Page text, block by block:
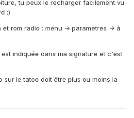
tu peux le recharger facilement vu
;)
rom radio : menu -> paramètres -> à
indiquée dans ma signature et c'est
sur le tatoo doit être plus ou moins la